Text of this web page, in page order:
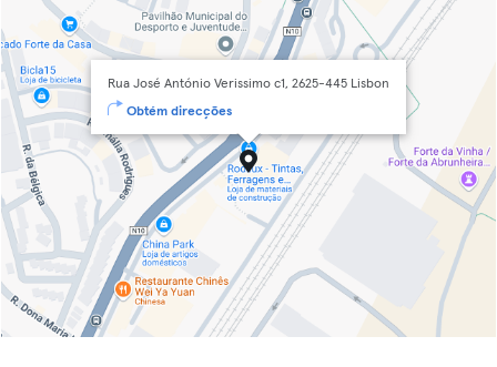
Rua José António Verissimo c1, 2625-445 Lisbon
Obtém direcções